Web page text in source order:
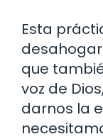
Esta
que
voz de
darnos la